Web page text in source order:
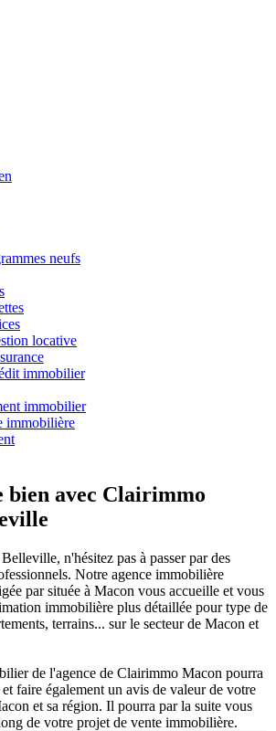
neufs
locative
immobilier
immobilier
immobilière
bien avec Clairimmo
n'hésitez pas à passer par des
Notre agence immobilière
par située à Macon vous accueille et vous
immobilière plus détaillée pour type de
terrains... sur le secteur de Macon et
de l'agence de Clairimmo Macon pourra
faire également un avis de valeur de votre
et sa région. Il pourra par la suite vous
de votre projet de vente immobilière.